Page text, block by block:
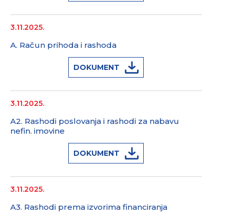
3.11.2025.
A. Račun prihoda i rashoda
DOKUMENT
3.11.2025.
A2. Rashodi poslovanja i rashodi za nabavu
nefin. imovine
DOKUMENT
3.11.2025.
A3. Rashodi prema izvorima financiranja